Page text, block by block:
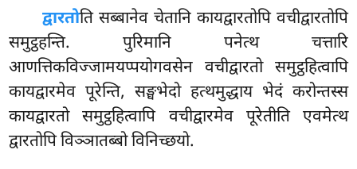
द्वारतोति सब्बानेव चेतानि कायद्वारतोपि वचीद्वारतोपि
समुट्ठहन्ति. पुरिमानि पनेत्थ चत्तारि
आणत्तिकविज्जामयप्पयोगवसेन वचीद्वारतो समुट्ठहित्वापि
कायद्वारमेव पूरेन्ति, सङ्घभेदो हत्थमुद्धाय भेदं करोन्तस्स
कायद्वारतो समुट्ठहित्वापि वचीद्वारमेव पूरेतीति एवमेत्थ
द्वारतोपि विञ्ञातब्बो विनिच्छयो.